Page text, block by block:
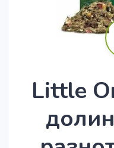
Little